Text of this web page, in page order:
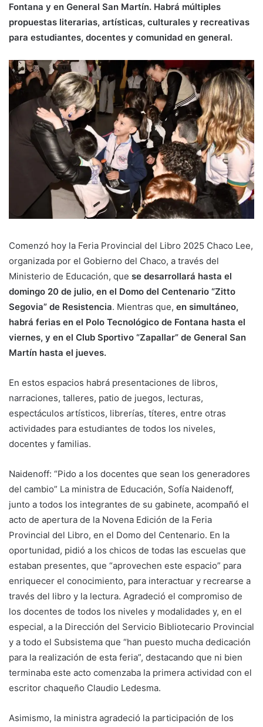
Fontana y en General San Martín. Habrá múltiples
propuestas literarias, artísticas, culturales y recreativas
para estudiantes, docentes y comunidad en general.
Comenzó hoy la Feria Provincial del Libro 2025 Chaco Lee,
organizada por el Gobierno del Chaco, a través del
Ministerio de Educación, que se desarrollará hasta el
domingo 20 de julio, en el Domo del Centenario “Zitto
Segovia” de Resistencia. Mientras que, en simultáneo,
habrá ferias en el Polo Tecnológico de Fontana hasta el
viernes, y en el Club Sportivo “Zapallar” de General San
Martín hasta el jueves.
En estos espacios habrá presentaciones de libros,
narraciones, talleres, patio de juegos, lecturas,
espectáculos artísticos, librerías, títeres, entre otras
actividades para estudiantes de todos los niveles,
docentes y familias.
Naidenoff: “Pido a los docentes que sean los generadores
del cambio” La ministra de Educación, Sofía Naidenoff,
junto a todos los integrantes de su gabinete, acompañó el
acto de apertura de la Novena Edición de la Feria
Provincial del Libro, en el Domo del Centenario. En la
oportunidad, pidió a los chicos de todas las escuelas que
estaban presentes, que “aprovechen este espacio” para
enriquecer el conocimiento, para interactuar y recrearse a
través del libro y la lectura. Agradeció el compromiso de
los docentes de todos los niveles y modalidades y, en el
especial, a la Dirección del Servicio Bibliotecario Provincial
y a todo el Subsistema que “han puesto mucha dedicación
para la realización de esta feria”, destacando que ni bien
terminaba este acto comenzaba la primera actividad con el
escritor chaqueño Claudio Ledesma.
Asimismo, la ministra agradeció la participación de los